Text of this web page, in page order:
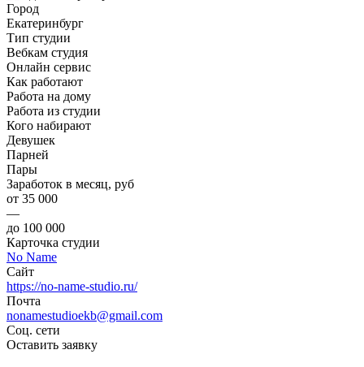
Город
Екатеринбург
Тип студии
Вебкам студия
Онлайн сервис
Как работают
Работа на дому
Работа из студии
Кого набирают
Девушек
Парней
Пары
Заработок в месяц, руб
от 35 000
—
до 100 000
Карточка студии
No Name
Сайт
https://no-name-studio.ru/
Почта
nonamestudioekb@gmail.com
Соц. сети
Оставить заявку